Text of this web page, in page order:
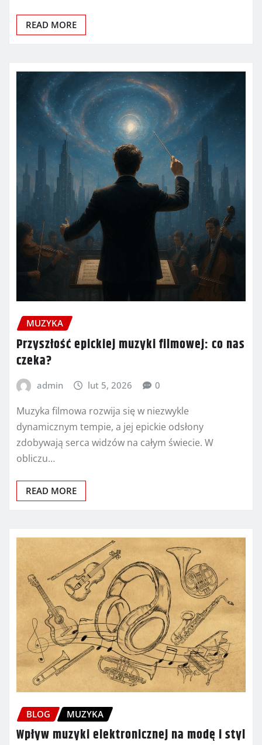
READ MORE
MUZYKA
Przyszłość epickiej muzyki filmowej: co nas
czeka?
admin lut 5, 2026 0
Muzyka filmowa rozwija się w niezwykle
dynamicznym tempie, a jej epickie odsłony
zdobywają serca widzów na całym świecie. W
obliczu…
READ MORE
BLOG MUZYKA
Wpływ muzyki elektronicznej na modę i styl